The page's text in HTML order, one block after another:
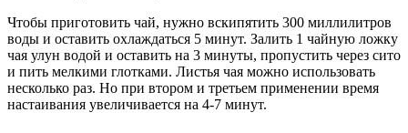
Чтобы приготовить чай, нужно вскипятить 300 миллилитров
воды и оставить охлаждаться 5 минут. Залить 1 чайную ложку
чая улун водой и оставить на 3 минуты, пропустить через сито
и пить мелкими глотками. Листья чая можно использовать
несколько раз. Но при втором и третьем применении время
настаивания увеличивается на 4-7 минут.